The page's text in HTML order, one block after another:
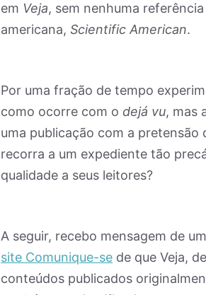
em Veja, sem nenhuma referência
americana, Scientific American.
Por uma fração de tempo
como ocorre com o dejá vu, mas
uma publicação com a
recorra a um expediente tão
qualidade a seus leitores?
A seguir, recebo mensagem de
site Comunique-se de que Veja,
conteúdos publicados